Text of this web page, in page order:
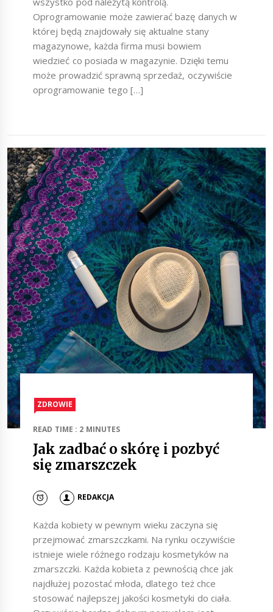
Oprogramowanie może zawierać bazę danych w
której będą znajdowały się aktualne stany
magazynowe, każda firma musi bowiem
wiedzieć co posiada w magazynie. Dzięki temu
może prowadzić sprawną sprzedaż, oczywiście
oprogramowanie tego […]
ZDROWIE
READ TIME : 2 MINUTES
Jak zadbać o skórę i pozbyć
się zmarszczek
REDAKCJA
Każda kobiety w pewnym wieku zaczyna się
przejmować zmarszczkami. Na rynku oczywiście
istnieje wiele różnego rodzaju kosmetyków na
zmarszczki. Każda kobieta z pewnością chce jak
najdłużej pozostać młoda, dlatego też chce
stosować najlepszej jakości kosmetyki do ciała.